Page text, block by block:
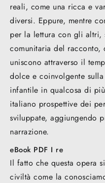
reali, come una ricca e
diversi. Eppure, mentre
per la lettura con gli altri,
comunitaria del
uniscono attraverso il
dolce e coinvolgente sulla
infantile in qualcosa di
italiano prospettive dei
sviluppate, aggiungendo
narrazione.
eBook PDF I re
Il fatto che questa opera
civiltà come la